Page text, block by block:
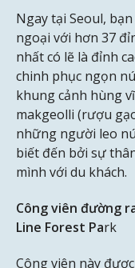
Ngay tại Seoul,
ngoại với hơn 37
nhất có lẽ là đỉnh
chinh phục ngọn
khung cảnh hùng
makgeolli (rượu
những người leo
biết đến bởi sự
mình với du khách.
Công viên đường
Line Forest Park
Công viên này